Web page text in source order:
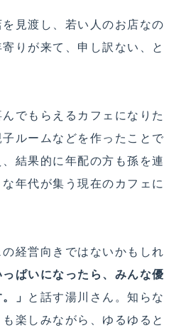
見渡し、若い人のお店なの
りが来て、申し訳ない、と
でもらえるカフェになりた
ルームなどを作ったことで
結果的に年配の方も孫を連
年代が集う現在のカフェに
経営向きではないかもしれ
っぱいになったら、みんな優
」 と話す湯川さん。知らな
楽しみながら、ゆるゆると